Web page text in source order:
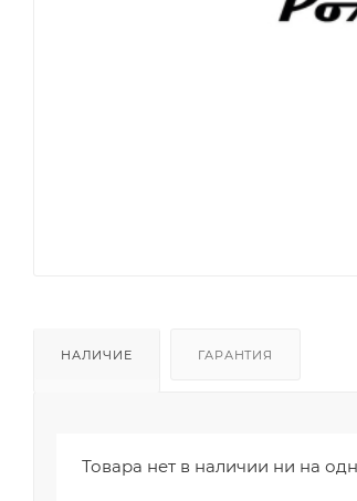
НАЛИЧИЕ ГАРАНТИЯ
Товара нет в наличии ни на